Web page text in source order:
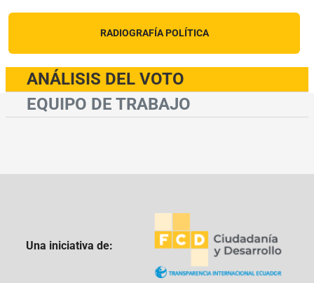
RADIOGRAFÍA POLÍTICA
ANÁLISIS DEL VOTO
EQUIPO DE TRABAJO
Una iniciativa de: